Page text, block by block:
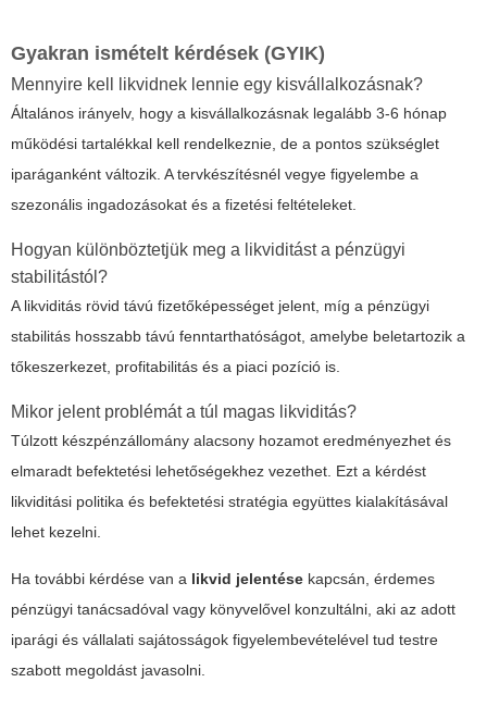
Gyakran ismételt kérdések (GYIK)
Mennyire kell likvidnek lennie egy kisvállalkozásnak?
Általános irányelv, hogy a kisvállalkozásnak legalább 3-6 hónap
működési tartalékkal kell rendelkeznie, de a pontos szükséglet
iparáganként változik. A tervkészítésnél vegye figyelembe a
szezonális ingadozásokat és a fizetési feltételeket.
Hogyan különböztetjük meg a likviditást a pénzügyi
stabilitástól?
A likviditás rövid távú fizetőképességet jelent, míg a pénzügyi
stabilitás hosszabb távú fenntarthatóságot, amelybe beletartozik a
tőkeszerkezet, profitabilitás és a piaci pozíció is.
Mikor jelent problémát a túl magas likviditás?
Túlzott készpénzállomány alacsony hozamot eredményezhet és
elmaradt befektetési lehetőségekhez vezethet. Ezt a kérdést
likviditási politika és befektetési stratégia együttes kialakításával
lehet kezelni.
Ha további kérdése van a likvid jelentése kapcsán, érdemes
pénzügyi tanácsadóval vagy könyvelővel konzultálni, aki az adott
iparági és vállalati sajátosságok figyelembevételével tud testre
szabott megoldást javasolni.